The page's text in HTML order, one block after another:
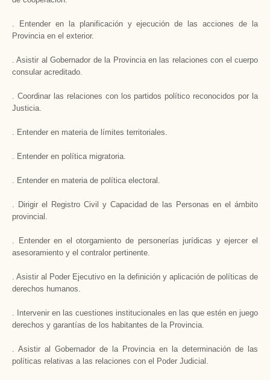
. Entender en la planificación y ejecución de las acciones de la
Provincia en el exterior.
. Asistir al Gobernador de la Provincia en las relaciones con el cuerpo
consular acreditado.
. Coordinar las relaciones con los partidos político reconocidos por la
Justicia.
. Entender en materia de límites territoriales.
. Entender en política migratoria.
. Entender en materia de política electoral.
. Dirigir el Registro Civil y Capacidad de las Personas en el ámbito
provincial.
. Entender en el otorgamiento de personerías jurídicas y ejercer el
asesoramiento y el contralor pertinente.
. Asistir al Poder Ejecutivo en la definición y aplicación de políticas de
derechos humanos.
. Intervenir en las cuestiones institucionales en las que estén en juego
derechos y garantías de los habitantes de la Provincia.
. Asistir al Gobernador de la Provincia en la determinación de las
políticas relativas a las relaciones con el Poder Judicial.